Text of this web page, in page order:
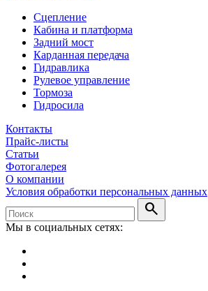
Сцепление
Кабина и платформа
Задний мост
Карданная передача
Гидравлика
Рулевое управление
Тормоза
Гидросила
Контакты
Прайс-листы
Статьи
Фотогалерея
О компании
Условия обработки персональных данных
search
Мы в социальных сетях: